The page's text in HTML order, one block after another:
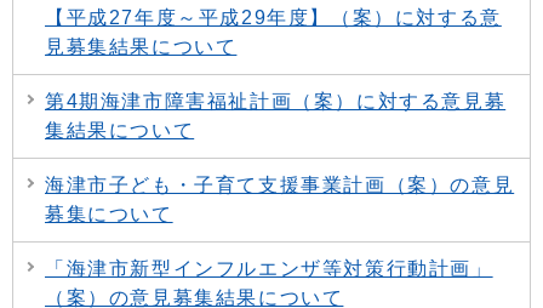
【平成27年度～平成29年度】（案）に対する意
見募集結果について
第4期海津市障害福祉計画（案）に対する意見募
集結果について
海津市子ども・子育て支援事業計画（案）の意見
募集について
「海津市新型インフルエンザ等対策行動計画」
（案）の意見募集結果について